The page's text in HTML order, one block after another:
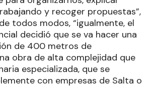
y recoger propuestas”,
todos modos, “igualmente, el
decidió que se va hacer una
de 400 metros de
obra de alta complejidad que
especializada, que se
con empresas de Salta o